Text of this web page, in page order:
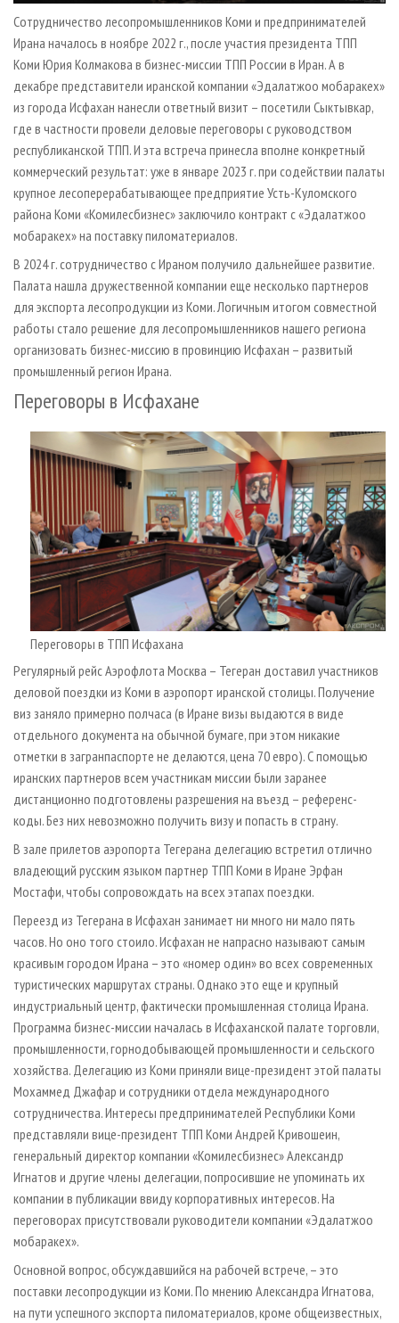
Сотрудничество лесопромышленников Коми и предпринимателей
Ирана началось в ноябре 2022 г., после участия президента ТПП
Коми Юрия Колмакова в бизнес-миссии ТПП России в Иран. А в
декабре представители иранской компании «Эдалатжоо мобаракех»
из города Исфахан нанесли ответный визит – посетили Сыктывкар,
где в частности провели деловые переговоры с руководством
республиканской ТПП. И эта встреча принесла вполне конкретный
коммерческий результат: уже в январе 2023 г. при содействии палаты
крупное лесоперерабатывающее предприятие Усть-Куломского
района Коми «Комилесбизнес» заключило контракт с «Эдалатжоо
мобаракех» на поставку пиломатериалов.
В 2024 г. сотрудничество с Ираном получило дальнейшее развитие.
Палата нашла дружественной компании еще несколько партнеров
для экспорта лесопродукции из Коми. Логичным итогом совместной
работы стало решение для лесопромышленников нашего региона
организовать бизнес-миссию в провинцию Исфахан – развитый
промышленный регион Ирана.
Переговоры в Исфахане
Переговоры в ТПП Исфахана
Регулярный рейс Аэрофлота Москва – Тегеран доставил участников
деловой поездки из Коми в аэропорт иранской столицы. Получение
виз заняло примерно полчаса (в Иране визы выдаются в виде
отдельного документа на обычной бумаге, при этом никакие
отметки в загранпаспорте не делаются, цена 70 евро). С помощью
иранских парт­неров всем участникам миссии были заранее
дистанционно подготовлены разрешения на въезд – референс-
коды. Без них невозможно получить визу и попасть в страну.
В зале прилетов аэропорта Тегерана делегацию встретил отлично
владеющий русским языком парт­нер ТПП Коми в Иране Эрфан
Мостафи, чтобы сопровождать на всех этапах поездки.
Переезд из Тегерана в Исфахан занимает ни много ни мало пять
часов. Но оно того стоило. Исфахан не напрасно называют самым
красивым городом Ирана – это «номер один» во всех современных
туристических маршрутах страны. Однако это еще и крупный
индустриальный центр, фактически промышленная столица Ирана.
Программа бизнес-миссии началась в Исфаханской палате торговли,
промышленности, горнодобывающей промышленности и сельского
хозяйства. Делегацию из Коми приняли вице-президент этой палаты
Мохаммед Джафар и сотрудники отдела международного
сотрудничества. Интересы предпринимателей Республики Коми
представляли вице-президент ТПП Коми Андрей Кривошеин,
генеральный директор компании «Комилесбизнес» Александр
Игнатов и другие члены делегации, попросившие не упоминать их
компании в публикации ввиду корпоративных интересов. На
переговорах присутствовали руководители компании «Эдалатжоо
мобаракех».
Основной вопрос, обсуждавшийся на рабочей встрече, – это
поставки лесопродукции из Коми. По мнению Александра Игнатова,
на пути успешного экспорта пиломатериалов, кроме общеизвестных,